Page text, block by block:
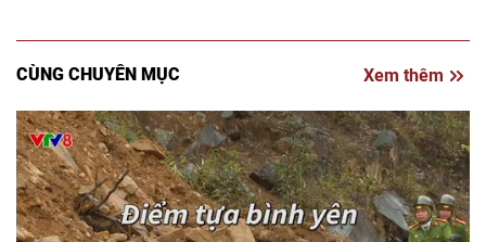
CÙNG CHUYÊN MỤC Xem thêm